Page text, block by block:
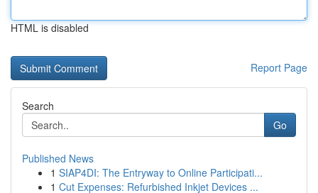
HTML is disabled
Report Page
Search
Go
Published News
1 SIAP4DI: The Entryway to Online Participati...
1 Cut Expenses: Refurbished Inkjet Devices ...